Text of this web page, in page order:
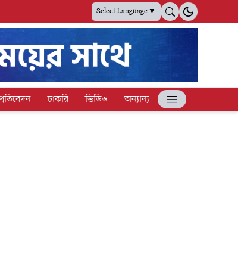
Select Language▼
চাকরি ভিডিও অন্যান্য